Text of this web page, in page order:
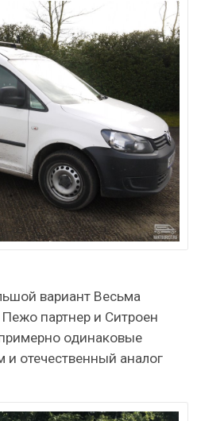
вариант Весьма
партнер и Ситроен
одинаковые
и отечественный аналог